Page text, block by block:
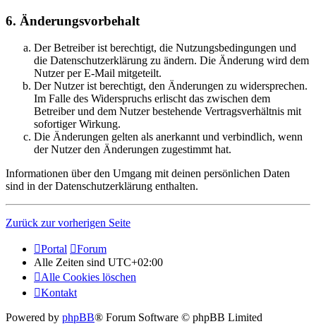
6. Änderungsvorbehalt
Der Betreiber ist berechtigt, die Nutzungsbedingungen und
die Datenschutzerklärung zu ändern. Die Änderung wird dem
Nutzer per E-Mail mitgeteilt.
Der Nutzer ist berechtigt, den Änderungen zu widersprechen.
Im Falle des Widerspruchs erlischt das zwischen dem
Betreiber und dem Nutzer bestehende Vertragsverhältnis mit
sofortiger Wirkung.
Die Änderungen gelten als anerkannt und verbindlich, wenn
der Nutzer den Änderungen zugestimmt hat.
Informationen über den Umgang mit deinen persönlichen Daten
sind in der Datenschutzerklärung enthalten.
Zurück zur vorherigen Seite
Portal
Forum
Alle Zeiten sind UTC+02:00
Alle Cookies löschen
Kontakt
Powered by phpBB® Forum Software © phpBB Limited